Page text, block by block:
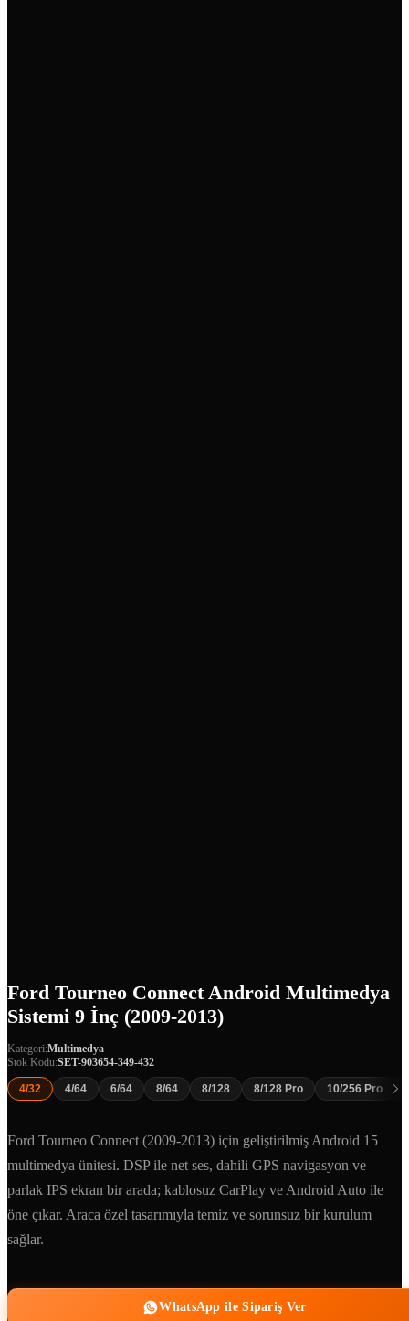
Ford Tourneo Connect Android Multimedya
Sistemi 9 İnç (2009-2013)
Kategori:Multimedya
Stok Kodu:SET-903654-349-432
4/32 4/64 6/64 8/64 8/128 8/128 Pro 10/256 Pro
Ford Tourneo Connect (2009-2013) için geliştirilmiş Android 15
multimedya ünitesi. DSP ile net ses, dahili GPS navigasyon ve
parlak IPS ekran bir arada; kablosuz CarPlay ve Android Auto ile
öne çıkar. Araca özel tasarımıyla temiz ve sorunsuz bir kurulum
sağlar.
WhatsApp ile Sipariş Ver